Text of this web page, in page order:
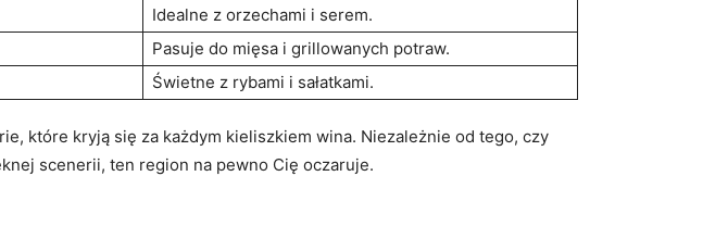
Idealne z⁣ orzechami i⁣ serem.
Pasuje do mięsa i grillowanych potraw.
Świetne z⁤ rybami i sałatkami.
⁤które kryją się ‍za każdym kieliszkiem wina. Niezależnie ⁢od tego, czy
scenerii, ten region na pewno Cię oczaruje.